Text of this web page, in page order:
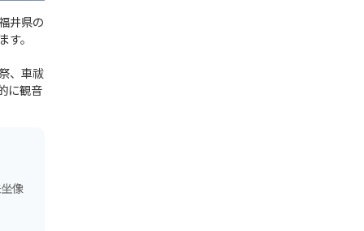
井県の
。
、車祓
に観音
像